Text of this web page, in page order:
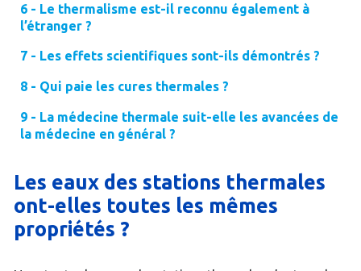
6 - Le thermalisme est-il reconnu également à
l’étranger ?
7 - Les effets scientifiques sont-ils démontrés ?
8 - Qui paie les cures thermales ?
9 - La médecine thermale suit-elle les avancées de
la médecine en général ?
Les eaux des stations thermales
ont-elles toutes les mêmes
propriétés ?